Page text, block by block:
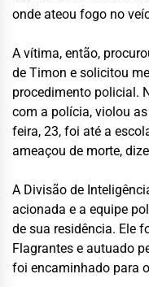
onde ateou fogo no
A vítima, então,
de Timon e solicitou
procedimento policial.
com a polícia, violou
feira, 23, foi até a
ameaçou de morte,
A Divisão de
acionada e a equipe
de sua residência. Ele
Flagrantes e autuado
foi encaminhado para